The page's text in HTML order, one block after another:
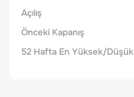
Açılış
Önceki Kapanış
52 Hafta En Yüksek/Düşük